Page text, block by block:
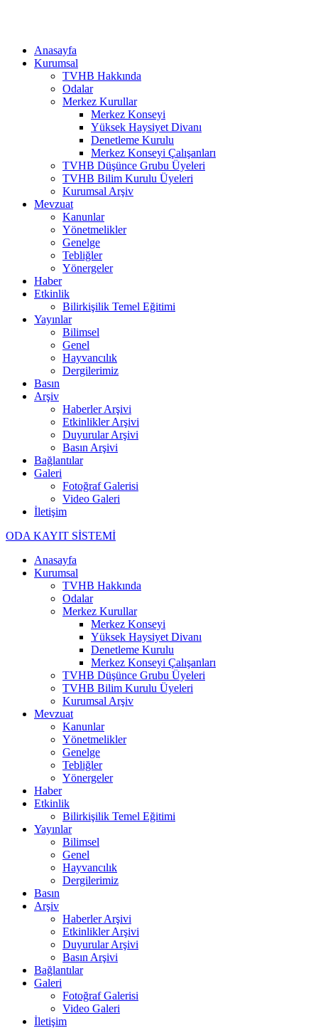
Anasayfa
Kurumsal
TVHB Hakkında
Odalar
Merkez Kurullar
Merkez Konseyi
Yüksek Haysiyet Divanı
Denetleme Kurulu
Merkez Konseyi Çalışanları
TVHB Düşünce Grubu Üyeleri
TVHB Bilim Kurulu Üyeleri
Kurumsal Arşiv
Mevzuat
Kanunlar
Yönetmelikler
Genelge
Tebliğler
Yönergeler
Haber
Etkinlik
Bilirkişilik Temel Eğitimi
Yayınlar
Bilimsel
Genel
Hayvancılık
Dergilerimiz
Basın
Arşiv
Haberler Arşivi
Etkinlikler Arşivi
Duyurular Arşivi
Basın Arşivi
Bağlantılar
Galeri
Fotoğraf Galerisi
Video Galeri
İletişim
ODA KAYIT SİSTEMİ
Anasayfa
Kurumsal
TVHB Hakkında
Odalar
Merkez Kurullar
Merkez Konseyi
Yüksek Haysiyet Divanı
Denetleme Kurulu
Merkez Konseyi Çalışanları
TVHB Düşünce Grubu Üyeleri
TVHB Bilim Kurulu Üyeleri
Kurumsal Arşiv
Mevzuat
Kanunlar
Yönetmelikler
Genelge
Tebliğler
Yönergeler
Haber
Etkinlik
Bilirkişilik Temel Eğitimi
Yayınlar
Bilimsel
Genel
Hayvancılık
Dergilerimiz
Basın
Arşiv
Haberler Arşivi
Etkinlikler Arşivi
Duyurular Arşivi
Basın Arşivi
Bağlantılar
Galeri
Fotoğraf Galerisi
Video Galeri
İletişim